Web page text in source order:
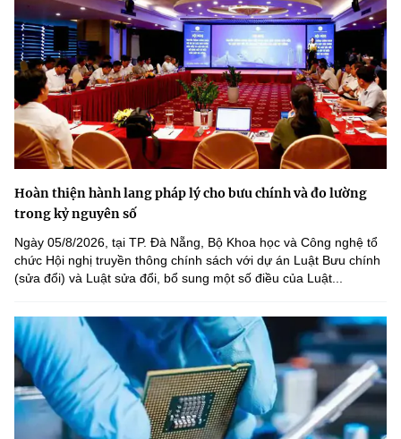
Hoàn thiện hành lang pháp lý cho bưu chính và đo lường
trong kỷ nguyên số
Ngày 05/8/2026, tại TP. Đà Nẵng, Bộ Khoa học và Công nghệ tổ
chức Hội nghị truyền thông chính sách với dự án Luật Bưu chính
(sửa đổi) và Luật sửa đổi, bổ sung một số điều của Luật...